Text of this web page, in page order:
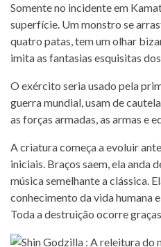
Somente no incidente em
superfície. Um monstro se
quatro patas, tem um olhar
imita as fantasias esquisitas dos
O exército seria usado pela
guerra mundial, usam de
as forças armadas, as armas e
A criatura começa a evoluir
iniciais. Braços saem, ela anda
música semelhante a clássica.
conhecimento da vida humana
Toda a destruição ocorre